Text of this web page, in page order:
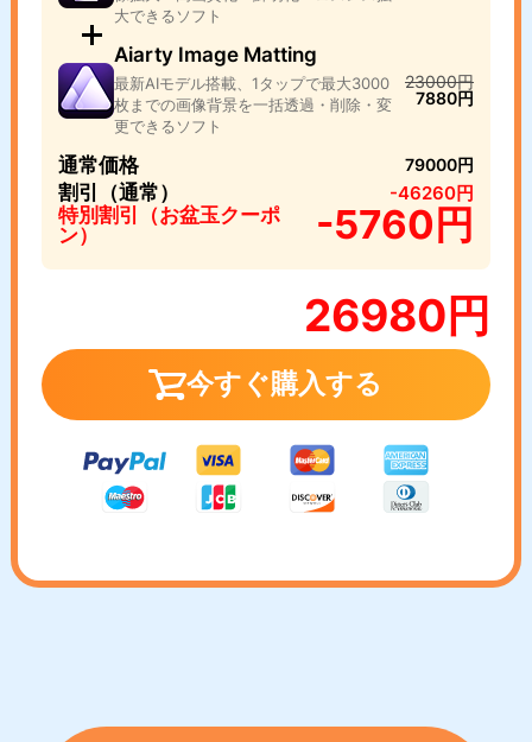
大できるソフト
Aiarty Image Matting
最新AIモデル搭載、1タップで最大3000
枚までの画像背景を一括透過・削除・変
更できるソフト
23000円
7880円
通常価格 79000円
割引（通常） -46260円
特別割引（お盆玉クーポ
ン）
-5760円
26980円
今すぐ購入する